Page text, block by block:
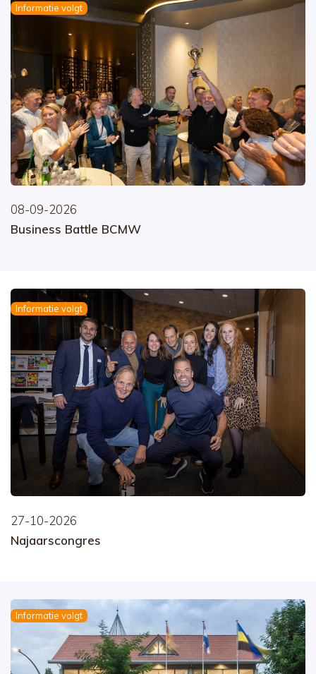
Informatie volgt
08-09-2026
Business Battle BCMW
Informatie volgt
27-10-2026
Najaarscongres
Informatie volgt